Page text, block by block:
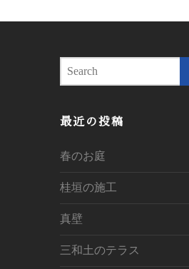
e
r
最近の投稿
春のお庭
桂垣の施工
真壁
三和土のテラス